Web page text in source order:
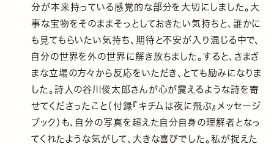
分が本来持っている感覚的な部分を大切にしました。大
事な宝物をそのままそっとしておきたい気持ちと、誰かに
も見てもらいたい気持ち、期待と不安が入り混じる中で、
自分の世界を外の世界に解き放ちました。すると、さまざ
まな立場の方々から反応をいただき、とても励みになりま
した。詩人の谷川俊太郎さんが心が震えるような詩を寄
せてくださったこと（付録『キチムは夜に飛ぶ』メッセージ
ブック）も、自分の写真を超えた自分自身の理解者となっ
てくれたような気がして、大きな喜びでした。私が捉えた